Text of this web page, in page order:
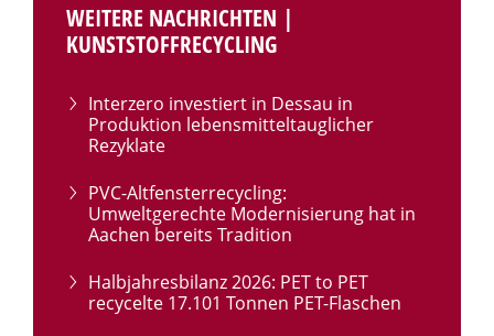
WEITERE NACHRICHTEN |
KUNSTSTOFFRECYCLING
Interzero investiert in Dessau in
Produktion lebensmitteltauglicher
Rezyklate
PVC-Altfensterrecycling:
Umweltgerechte Modernisierung hat in
Aachen bereits Tradition
Halbjahresbilanz 2026: PET to PET
recycelte 17.101 Tonnen PET-Flaschen